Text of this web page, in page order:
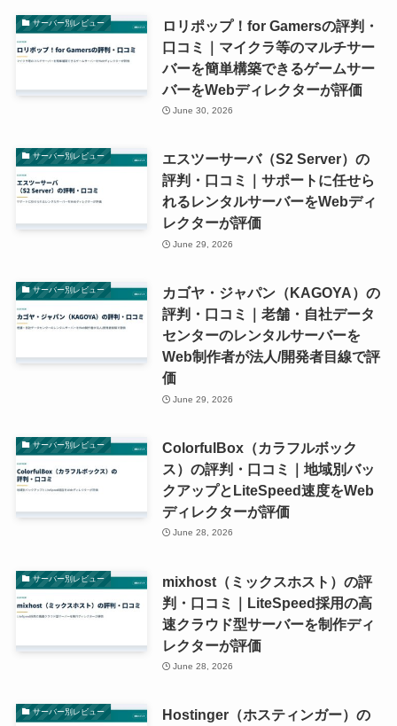
サーバー別レビュー
ロリポップ！for Gamersの評判・
口コミ｜マイクラ等のマルチサー
バーを簡単構築できるゲームサー
バーをWebディレクターが評価
June 30, 2026
サーバー別レビュー
エスツーサーバ（S2 Server）の
評判・口コミ｜サポートに任せら
れるレンタルサーバーをWebディ
レクターが評価
June 29, 2026
サーバー別レビュー
カゴヤ・ジャパン（KAGOYA）の
評判・口コミ｜老舗・自社データ
センターのレンタルサーバーを
Web制作者が法人/開発者目線で評
価
June 29, 2026
サーバー別レビュー
ColorfulBox（カラフルボック
ス）の評判・口コミ｜地域別バッ
クアップとLiteSpeed速度をWeb
ディレクターが評価
June 28, 2026
サーバー別レビュー
mixhost（ミックスホスト）の評
判・口コミ｜LiteSpeed採用の高
速クラウド型サーバーを制作ディ
レクターが評価
June 28, 2026
サーバー別レビュー Hostinger（ホスティンガー）の